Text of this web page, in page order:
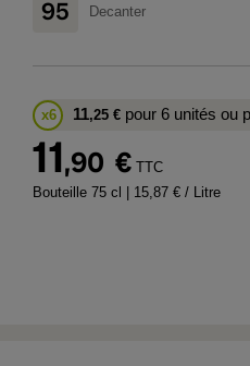
95 Decanter
x6 11,25 € pour 6 unités ou
11,90 € TTC
Bouteille 75 cl | 15,87 € / Litre